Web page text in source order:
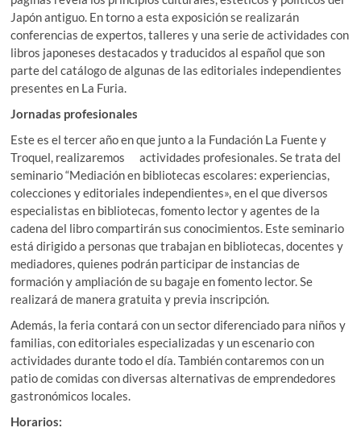
Japón antiguo. En torno a esta exposición se realizarán
conferencias de expertos, talleres y una serie de actividades con
libros japoneses destacados y traducidos al español que son
parte del catálogo de algunas de las editoriales independientes
presentes en La Furia.
Jornadas profesionales
Este es el tercer año en que junto a la Fundación La Fuente y
Troquel, realizaremos actividades profesionales. Se trata del
seminario “Mediación en bibliotecas escolares: experiencias,
colecciones y editoriales independientes», en el que diversos
especialistas en bibliotecas, fomento lector y agentes de la
cadena del libro compartirán sus conocimientos. Este seminario
está dirigido a personas que trabajan en bibliotecas, docentes y
mediadores, quienes podrán participar de instancias de
formación y ampliación de su bagaje en fomento lector. Se
realizará de manera gratuita y previa inscripción.
Además, la feria contará con un sector diferenciado para niños y
familias, con editoriales especializadas y un escenario con
actividades durante todo el día. También contaremos con un
patio de comidas con diversas alternativas de emprendedores
gastronómicos locales.
Horarios: